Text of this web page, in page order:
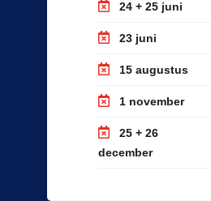
24 + 25 juni
23 juni
15 augustus
1 november
25 + 26
december